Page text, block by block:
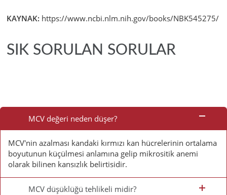
KAYNAK: https://www.ncbi.nlm.nih.gov/books/NBK545275/
SIK SORULAN SORULAR
Sorulan
Sorular
MCV değeri neden düşer?
MCV'nin azalması kandaki kırmızı kan hücrelerinin ortalama
boyutunun küçülmesi anlamına gelip mikrositik anemi
olarak bilinen kansızlık belirtisidir.
MCV düşüklüğü tehlikeli midir?